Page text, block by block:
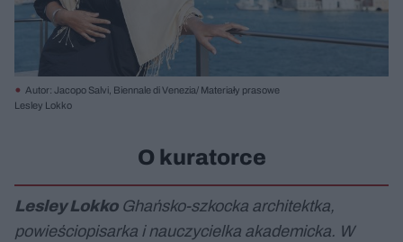
Autor: Jacopo Salvi, Biennale di Venezia/ Materiały prasowe
Lesley Lokko
O kuratorce
Lesley LokkoGhańsko-szkocka architektka,
powieściopisarka i nauczycielka akademicka. W